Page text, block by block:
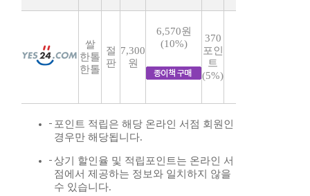
쌀
한톨
한톨
절
판
7,300
원
6,570원
(10%)
370
포인
트
(5%)
포인트 적립은 해당 온라인 서점 회원인
경우만 해당됩니다.
상기 할인율 및 적립포인트는 온라인 서
점에서 제공하는 정보와 일치하지 않을
수 있습니다.